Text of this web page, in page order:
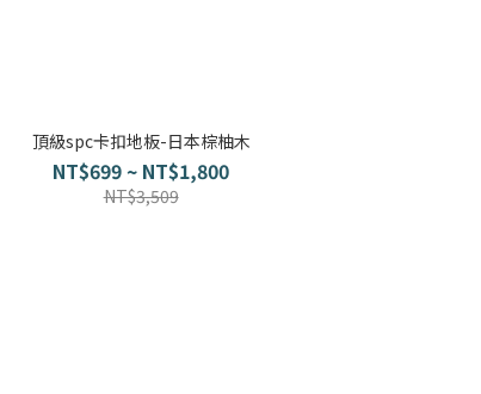
頂級spc卡扣地板-日本棕柚木
NT$699 ~ NT$1,800
NT$3,509